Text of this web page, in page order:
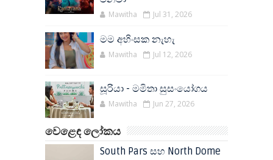
Mawitha Jul 31, 2026
මම අහිංසක නැහැ
Mawitha Jul 12, 2026
සූරියා - මමිතා සුසංයෝගය
Mawitha Jun 27, 2026
වෙළෙඳ ලෝකය
South Pars සහ North Dome